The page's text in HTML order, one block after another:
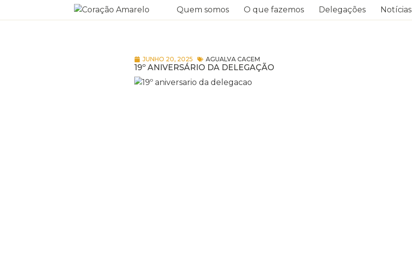
Quem somos O que fazemos Delegações Notícias
JUNHO 20, 2025 AGUALVA CACEM
19º ANIVERSÁRIO DA DELEGAÇÃO